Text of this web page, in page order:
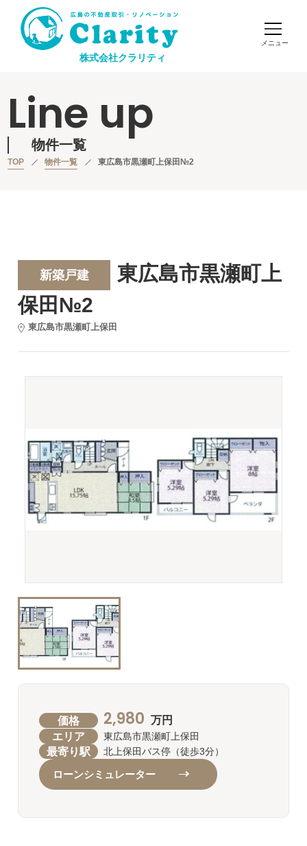
株式会社クラリティ
Line up
物件一覧
TOP 物件一覧 東広島市黒瀬町上保田№2
新築戸建
東広島市黒瀬町上
保田№2
東広島市黒瀬町上保田
価格 2,980 万円
エリア 東広島市黒瀬町上保田
最寄り駅 北上保田バス停（徒歩3分）
ローンシミュレーター